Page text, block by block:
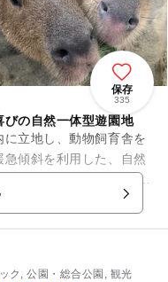
保存
335
の自然一体型遊園地
立地し、動物飼育舎を
傾斜を利用した、自然
ク, 公園・総合公園, 観光